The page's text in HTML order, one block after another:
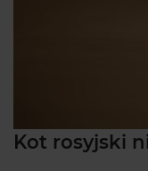
Kot rosyjski